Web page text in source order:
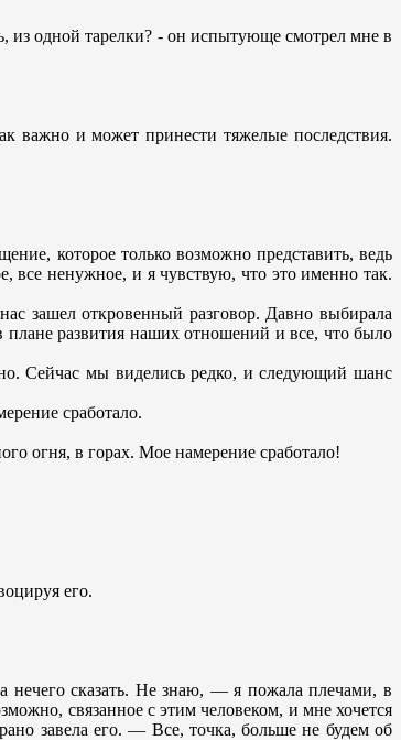
из одной тарелки? - он испытующе смотрел мне в
важно и может принести тяжелые последствия.
которое только возможно представить, ведь
все ненужное, и я чувствую, что это именно так.
зашел откровенный разговор. Давно выбирала
плане развития наших отношений и все, что было
Сейчас мы виделись редко, и следующий шанс
сработало.
огня, в горах. Мое намерение сработало!
его.
нечего сказать. Не знаю, — я пожала плечами, в
связанное с этим человеком, и мне хочется
завела его. — Все, точка, больше не будем об